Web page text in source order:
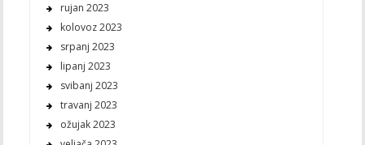
rujan 2023
kolovoz 2023
srpanj 2023
lipanj 2023
svibanj 2023
travanj 2023
ožujak 2023